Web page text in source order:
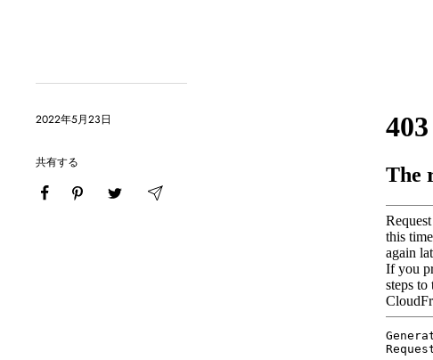
2022年5月23日
共有する